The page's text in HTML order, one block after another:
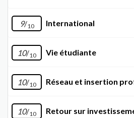
9/10 International
10/10 Vie étudiante
10/10 Réseau et insertion
10/10 Retour sur